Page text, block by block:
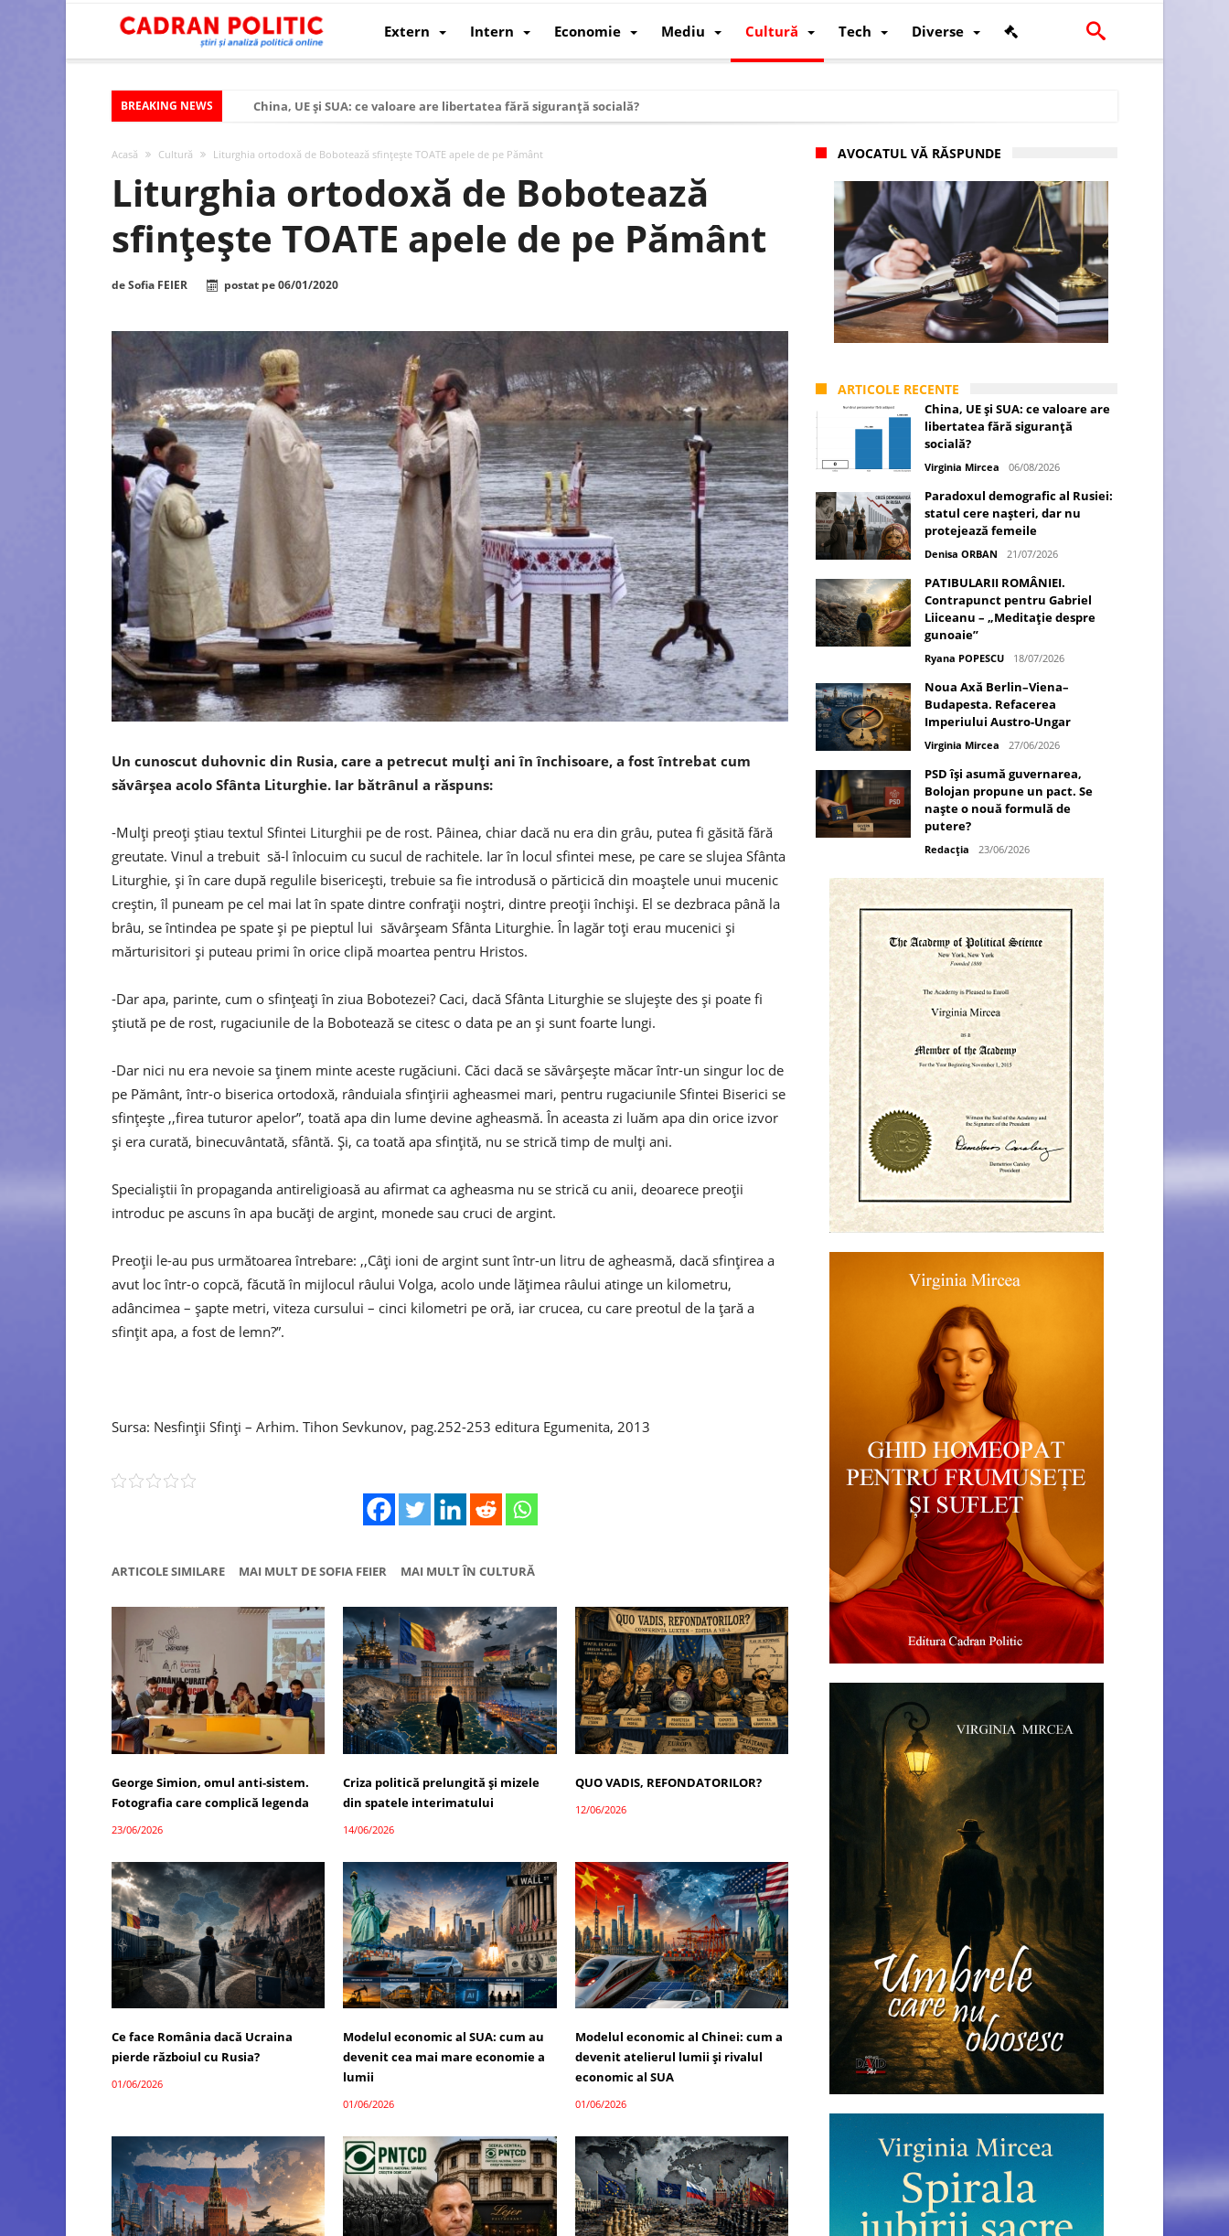
Extern Intern Economie Mediu Cultură Tech Diverse
BREAKING NEWS
China, UE și SUA: ce valoare are libertatea fără siguranță socială?
Modelul economic al Chinei: cum a devenit atelierul lumii și rivalul economic al SUA
Modelul economic al Rusiei: de ce rezistă?
Occidentul obosit și Estul care revine: o realitate pe care România o simte, nu o spune
Viitorul României în Uniunea Europeană. Ce ne așteaptă? – O analiză structurală a demografiei, fiscalității și poziției României în U.E.
Controlul minții prin nanoparticule
Huawei dezvoltă un nou cip AI pentru a înlocui Nvidia
Acasă Cultură Liturghia ortodoxă de Bobotează sfințește TOATE apele de pe Pământ
Liturghia ortodoxă de Bobotează
sfințește TOATE apele de pe Pământ
deSofia FEIER postat pe06/01/2020
Un cunoscut duhovnic din Rusia, care a petrecut mulți ani în închisoare, a fost întrebat cum
săvârșea acolo Sfânta Liturghie. Iar bătrânul a răspuns:
-Mulți preoți știau textul Sfintei Liturghii pe de rost. Pâinea, chiar dacă nu era din grâu, putea fi găsită fără
greutate. Vinul a trebuit să-l înlocuim cu sucul de rachitele. Iar în locul sfintei mese, pe care se slujea Sfânta
Liturghie, și în care după regulile bisericești, trebuie sa fie introdusă o părticică din moaștele unui mucenic
creștin, îl puneam pe cel mai lat în spate dintre confrații noștri, dintre preoții închiși. El se dezbraca până la
brâu, se întindea pe spate și pe pieptul lui săvârșeam Sfânta Liturghie. În lagăr toți erau mucenici și
mărturisitori și puteau primi în orice clipă moartea pentru Hristos.
-Dar apa, parinte, cum o sfințeați în ziua Bobotezei? Caci, dacă Sfânta Liturghie se slujește des și poate fi
știută pe de rost, rugaciunile de la Bobotează se citesc o data pe an și sunt foarte lungi.
-Dar nici nu era nevoie sa ținem minte aceste rugăciuni. Căci dacă se săvârșește măcar într-un singur loc de
pe Pământ, într-o biserica ortodoxă, rânduiala sfințirii agheasmei mari, pentru rugaciunile Sfintei Biserici se
sfințește ,,firea tuturor apelor”, toată apa din lume devine agheasmă. În aceasta zi luăm apa din orice izvor
și era curată, binecuvântată, sfântă. Și, ca toată apa sfințită, nu se strică timp de mulți ani.
Specialiștii în propaganda antireligioasă au afirmat ca agheasma nu se strică cu anii, deoarece preoții
introduc pe ascuns în apa bucăți de argint, monede sau cruci de argint.
Preoții le-au pus următoarea întrebare: ,,Câți ioni de argint sunt într-un litru de agheasmă, dacă sfințirea a
avut loc într-o copcă, făcută în mijlocul râului Volga, acolo unde lățimea râului atinge un kilometru,
adâncimea – șapte metri, viteza cursului – cinci kilometri pe oră, iar crucea, cu care preotul de la țară a
sfințit apa, a fost de lemn?”.
Sursa: Nesfinții Sfinți – Arhim. Tihon Sevkunov, pag.252-253 editura Egumenita, 2013
ARTICOLE SIMILARE MAI MULT DE SOFIA FEIER MAI MULT ÎN CULTURĂ
George Simion, omul anti-sistem.
Fotografia care complică legenda
23/06/2026
Criza politică prelungită și mizele
din spatele interimatului
14/06/2026
QUO VADIS, REFONDATORILOR?
12/06/2026
Ce face România dacă Ucraina
pierde războiul cu Rusia?
01/06/2026
Modelul economic al SUA: cum au
devenit cea mai mare economie a
lumii
01/06/2026
Modelul economic al Chinei: cum a
devenit atelierul lumii și rivalul
economic al SUA
01/06/2026
AVOCATUL VĂ RĂSPUNDE
ARTICOLE RECENTE
China, UE și SUA: ce valoare are
libertatea fără siguranță
socială?
Virginia Mircea 06/08/2026
Paradoxul demografic al Rusiei:
statul cere nașteri, dar nu
protejează femeile
Denisa ORBAN 21/07/2026
PATIBULARII ROMÂNIEI.
Contrapunct pentru Gabriel
Liiceanu – „Meditație despre
gunoaie”
Ryana POPESCU 18/07/2026
Noua Axă Berlin–Viena–
Budapesta. Refacerea
Imperiului Austro-Ungar
Virginia Mircea 27/06/2026
PSD își asumă guvernarea,
Bolojan propune un pact. Se
naște o nouă formulă de
putere?
Redacția 23/06/2026